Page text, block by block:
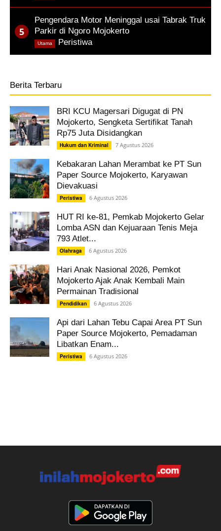
Pengendara Motor Meninggal usai Tabrak Truk
Parkir di Ngoro Mojokerto
Peristiwa,
Utama
Berita Terbaru
BRI KCU Magersari Digugat di PN
Mojokerto, Sengketa Sertifikat Tanah
Rp75 Juta Disidangkan
Hukum dan Kriminal 7 Agustus 2026
Kebakaran Lahan Merambat ke PT Sun
Paper Source Mojokerto, Karyawan
Dievakuasi
Peristiwa 6 Agustus 2026
HUT RI ke-81, Pemkab Mojokerto Gelar
Lomba ASN dan Kejuaraan Tenis Meja
793 Atlet...
Olahraga 6 Agustus 2026
Hari Anak Nasional 2026, Pemkot
Mojokerto Ajak Anak Kembali Main
Permainan Tradisional
Pendidikan 6 Agustus 2026
Api dari Lahan Tebu Capai Area PT Sun
Paper Source Mojokerto, Pemadaman
Libatkan Enam...
Peristiwa 6 Agustus 2026